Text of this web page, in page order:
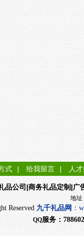
司|商务礼品定制|广
上海市闵行
Reserved九千礼品网 ：
QQ服务：
式 | 给我留言 | 人